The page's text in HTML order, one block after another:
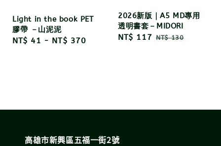
Light in the book PET
膠帶 －山泥泥
Regular
NT$ 41 - NT$ 370
2026新版｜A5 MD專用
透明書套－MIDORI
Sale
NT$ 117 Regular
NT$ 130
高雄市新興區五福一街2號